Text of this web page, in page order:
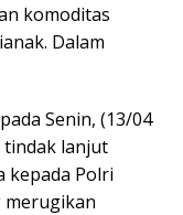
komoditas
Dalam
Senin, (13/04
tindak lanjut
kepada Polri
merugikan